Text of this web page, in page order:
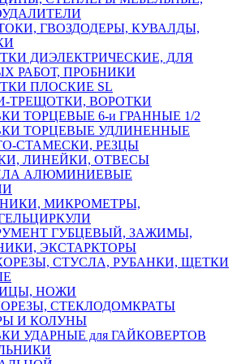
ГВОЗДОДЕРЫ, КУВАЛДЫ,
ДИЭЛЕКТРИЧЕСКИЕ, ДЛЯ
РАБОТ, ПРОБНИКИ
ПЛОСКИЕ SL
ТРЕЩОТКИ, ВОРОТКИ
ТОРЦЕВЫЕ 6-и ГРАННЫЕ 1/2
ТОРЦЕВЫЕ УДЛИНЕННЫЕ
СТАМЕСКИ, РЕЗЦЫ
ЛИНЕЙКИ, ОТВЕСЫ
АЛЮМИНИЕВЫЕ
МИКРОМЕТРЫ,
ГУБЦЕВЫЙ, ЗАЖИМЫ,
ЭКСТАРКТОРЫ
СТУСЛА, РУБАНКИ, ЩЕТКИ
НОЖИ
СТЕКЛОДОМКРАТЫ
И КОЛУНЫ
УДАРНЫЕ для ГАЙКОВЕРТОВ